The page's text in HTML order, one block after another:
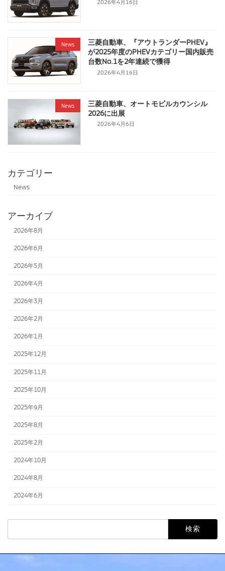
2026年4月16日
News
三菱自動車、『アウトランダーPHEV』
が2025年度のPHEVカテゴリー国内販売
台数No.1を2年連続で獲得
2026年4月16日
News
三菱自動車、オートモビルカウンシル
2026に出展
2026年4月6日
カテゴリー
News
アーカイブ
2026年8月
2026年6月
2026年5月
2026年4月
2026年3月
2026年2月
2026年1月
2025年12月
2025年11月
2025年10月
2025年9月
2025年8月
2025年2月
2024年10月
2024年8月
2024年6月
検